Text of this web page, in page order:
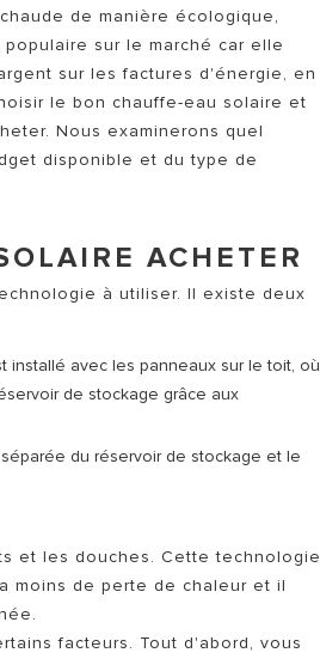
TOUS LES SERVICES ARISTON
de manière écologique,
sur le marché car elle
sur les factures d'énergie, en
le bon chauffe-eau solaire et
Nous examinerons quel
disponible et du type de
ACHETER
à utiliser. Il existe deux
installé avec les panneaux sur le toit, où
de stockage grâce aux
du réservoir de stockage et le
et les douches. Cette technologie
moins de perte de chaleur et il
facteurs. Tout d'abord, vous